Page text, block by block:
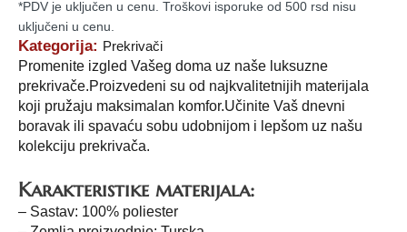
*PDV je uključen u cenu. Troškovi isporuke od 500 rsd nisu
uključeni u cenu.
Kategorija: Prekrivači
Promenite izgled Vašeg doma uz naše luksuzne
prekrivače.Proizvedeni su od najkvalitetnijih materijala
koji pružaju maksimalan komfor.Učinite Vaš dnevni
boravak ili spavaću sobu udobnijom i lepšom uz našu
kolekciju prekrivača.
Karakteristike materijala:
– Sastav: 100% poliester